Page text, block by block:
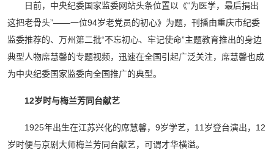
日前，中央纪委国家监委网站头条位置以《“为医学，最后捐出
这把老骨头”——一位94岁老党员的初心》为题，刊播由重庆市纪委
监委推荐的、万州第二批“不忘初心、牢记使命”主题教育推出的身边
典型人物席慧馨的专题视频，迅速在全国引起广泛关注，席慧馨也成
为中央纪委国家监委向全国推广的典型。
12岁时与梅兰芳同台献艺
1925年出生在江苏兴化的席慧馨，9岁学艺，11岁登台演出，12
岁时便与京剧大师梅兰芳同台献艺，可谓才华横溢。